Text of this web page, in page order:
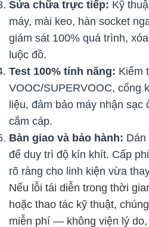
Sửa chữa trực tiếp: Kỹ
máy, mài keo, hàn socket
giám sát 100% quá trình,
luộc đồ.
Test 100% tính năng: Kiểm
VOOC/SUPERVOOC, cổng
liệu, đảm bảo máy nhận
cắm cáp.
Bàn giao và bảo hành: Dán
để duy trì độ kín khít. Cấp
rõ ràng cho linh kiện vừa
Nếu lỗi tái diễn trong thời
hoặc thao tác kỹ thuật,
miễn phí — không viện lý